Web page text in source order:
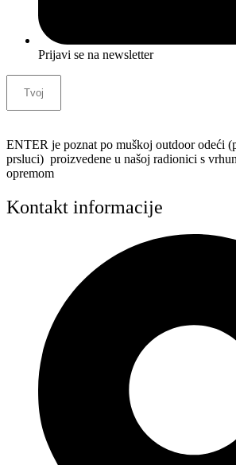
Prijavi se na newsletter
ENTER je poznat po muškoj outdoor odeći
prsluci) proizvedene u našoj radionici s
opremom
Kontakt informacije